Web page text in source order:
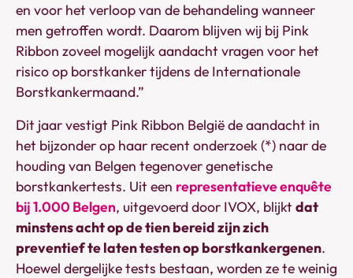
en voor het verloop van de behandeling wanneer
men getroffen wordt. Daarom blijven wij bij Pink
Ribbon zoveel mogelijk aandacht vragen voor het
risico op borstkanker tijdens de Internationale
Borstkankermaand.”
Dit jaar vestigt Pink Ribbon België de aandacht in
het bijzonder op haar recent onderzoek (*) naar de
houding van Belgen tegenover genetische
borstkankertests. Uit een representatieve enquête
bij 1.000 Belgen, uitgevoerd door IVOX, blijktdat
minstens acht op de tien bereid zijn zich
preventief te laten testen op borstkankergenen.
Hoewel dergelijke tests bestaan, worden ze te weinig